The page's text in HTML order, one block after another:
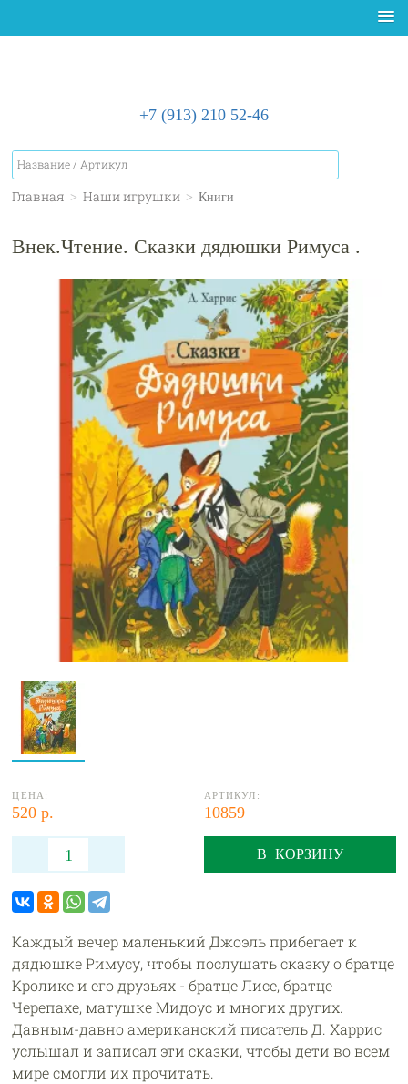
+7 (913) 210 52-46
Главная > Наши игрушки > Книги
Внек.Чтение. Сказки дядюшки Римуса .
ЦЕНА:
520 р.
АРТИКУЛ:
10859
В КОРЗИНУ
Каждый вечер маленький Джоэль прибегает к
дядюшке Римусу, чтобы послушать сказку о братце
Кролике и его друзьях - братце Лисе, братце
Черепахе, матушке Мидоус и многих других.
Давным-давно американский писатель Д. Харрис
услышал и записал эти сказки, чтобы дети во всем
мире смогли их прочитать.